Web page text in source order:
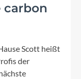
carbon
Scott heißt
der